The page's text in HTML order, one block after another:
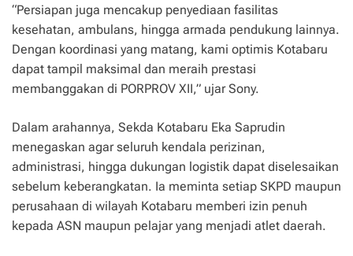
“Persiapan juga mencakup penyediaan fasilitas
kesehatan, ambulans, hingga armada pendukung lainnya.
Dengan koordinasi yang matang, kami optimis Kotabaru
dapat tampil maksimal dan meraih prestasi
membanggakan di PORPROV XII,” ujar Sony.
Dalam arahannya, Sekda Kotabaru Eka Saprudin
menegaskan agar seluruh kendala perizinan,
administrasi, hingga dukungan logistik dapat diselesaikan
sebelum keberangkatan. Ia meminta setiap SKPD maupun
perusahaan di wilayah Kotabaru memberi izin penuh
kepada ASN maupun pelajar yang menjadi atlet daerah.